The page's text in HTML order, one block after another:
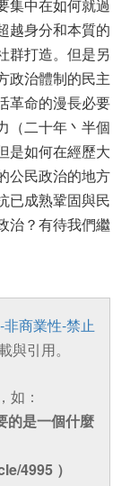
集中在如何就過
越身分和本質的
群打造。但是另
政治體制的民主
革命的漫長必要
（二十年丶半個
是如何在經歷大
公民政治的地方
已成熟鞏固與民
治？有待我們繼
商業性-禁止
與引用。
如：
的是一個什麼
4995 ）